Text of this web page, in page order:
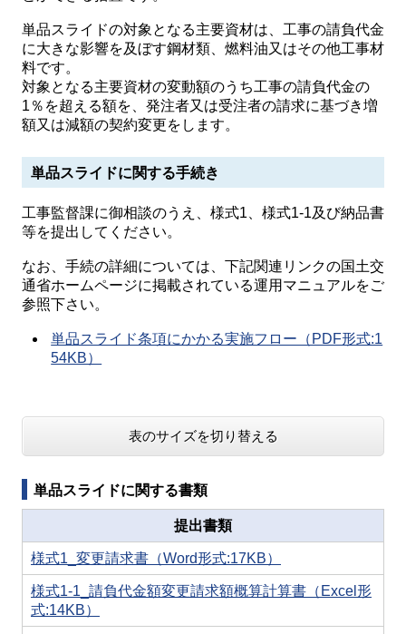
単品スライドの対象となる主要資材は、工事の請負代金
に大きな影響を及ぼす鋼材類、燃料油又はその他工事材
料です。
対象となる主要資材の変動額のうち工事の請負代金の
1％を超える額を、発注者又は受注者の請求に基づき増
額又は減額の契約変更をします。
単品スライドに関する手続き
工事監督課に御相談のうえ、様式1、様式1-1及び納品書
等を提出してください。
なお、手続の詳細については、下記関連リンクの国土交
通省ホームページに掲載されている運用マニュアルをご
参照下さい。
単品スライド条項にかかる実施フロー（PDF形式:1
54KB）
表のサイズを切り替える
単品スライドに関する書類
提出書類
様式1_変更請求書（Word形式:17KB）
様式1-1_請負代金額変更請求額概算計算書（Excel形
式:14KB）